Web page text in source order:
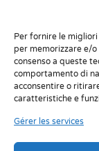
Per fornire le
per memorizzare e/
consenso a queste
comportamento di
acconsentire o
caratteristiche e
Gérer les services
Address: 2 Rue
Tél. + 33(0)3 88
Fax + 33(0)3 88
info.france@m-
Mondex Menaje
Address: Ctra